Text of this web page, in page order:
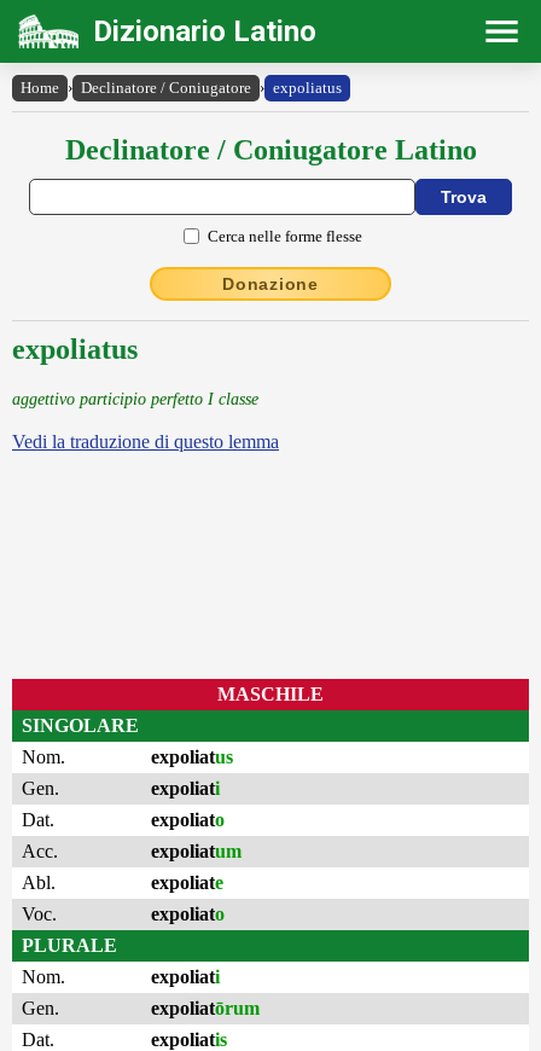
Dizionario Latino
Home › Declinatore / Coniugatore › expoliatus
Declinatore / Coniugatore Latino
Cerca nelle forme flesse
Donazione
expoliatus
aggettivo participio perfetto I classe
Vedi la traduzione di questo lemma
MASCHILE
SINGOLARE
Nom.
expoliatus
Gen.
expoliati
Dat.
expoliato
Acc.
expoliatum
Abl.
expoliate
Voc.
expoliato
PLURALE
Nom.
expoliati
Gen.
expoliatōrum
Dat.
expoliatis